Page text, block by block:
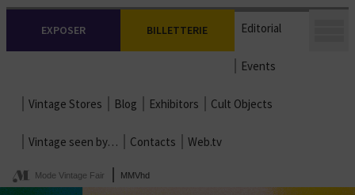
EXPOSER BILLETTERIE Editorial
Events
Vintage Stores Blog Exhibitors Cult Objects
Vintage seen by… Contacts Web.tv
Mode Vintage Fair MMVhd